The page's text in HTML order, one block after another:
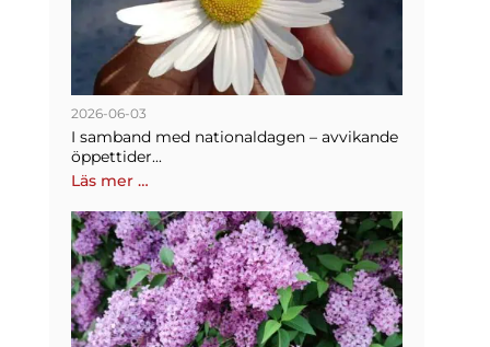
2026-06-03
I samband med nationaldagen – avvikande
öppettider...
Läs mer …